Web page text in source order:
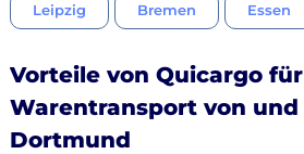
Leipzig Bremen Essen
Vorteile von Quicargo
Warentransport von und
Dortmund